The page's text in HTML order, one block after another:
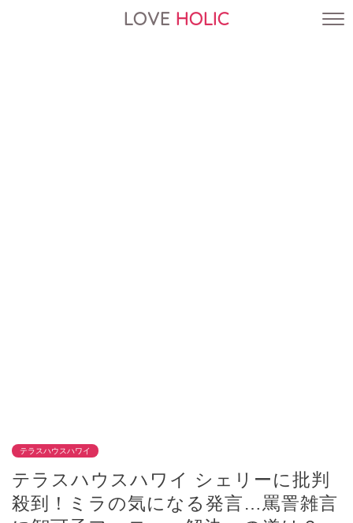
LOVE HOLIC
テラスハウスハワイ
テラスハウスハワイ シェリーに批判
殺到！ミラの気になる発言…罵詈雑言